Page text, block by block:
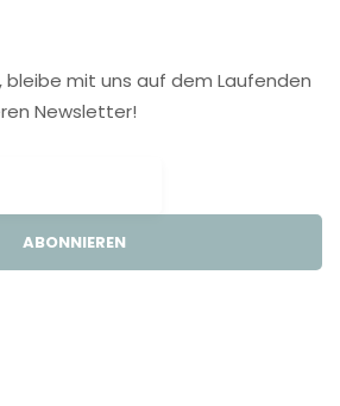
bleibe mit uns auf dem Laufenden
Newsletter!
ABONNIEREN